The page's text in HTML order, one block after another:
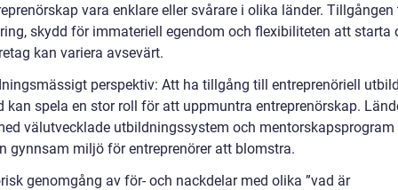
vara enklare eller svårare i olika länder.
skydd för immateriell egendom och flexibiliteten att starta
kan variera avsevärt.
perspektiv: Att ha tillgång till entreprenöriell
kan spela en stor roll för att uppmuntra entreprenörskap.
välutvecklade utbildningssystem och mentorskapsprogram
gynnsam miljö för entreprenörer att blomstra.
genomgång av för- och nackdelar med olika ”vad är